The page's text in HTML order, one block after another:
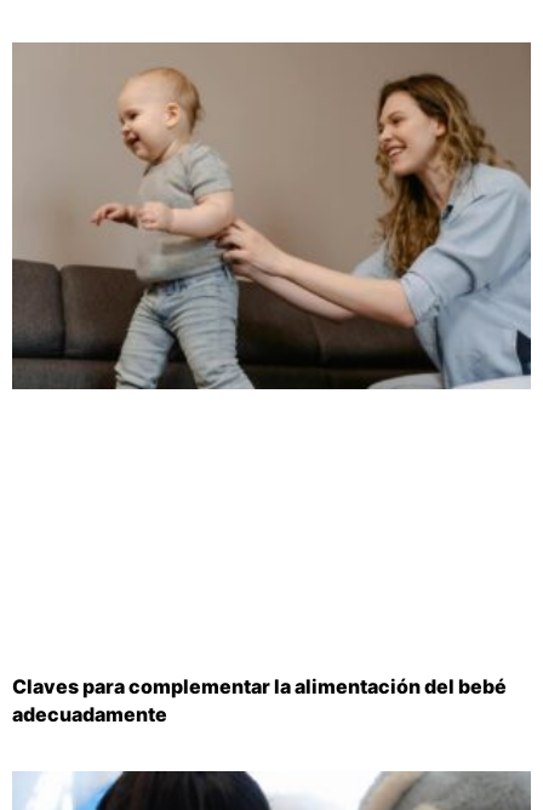
Claves para complementar la alimentación del bebé
adecuadamente